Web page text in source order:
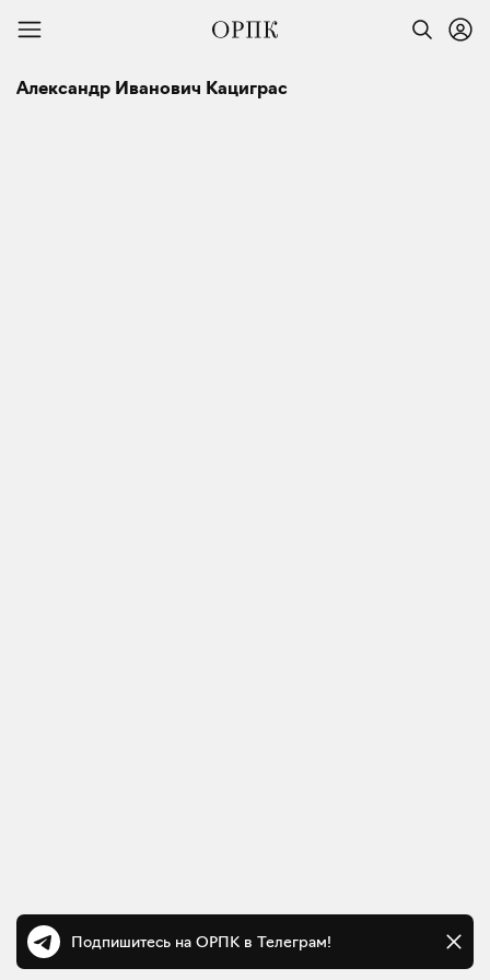
Александр Иванович Кациграс
Подпишитесь на ОРПК в Телеграм!